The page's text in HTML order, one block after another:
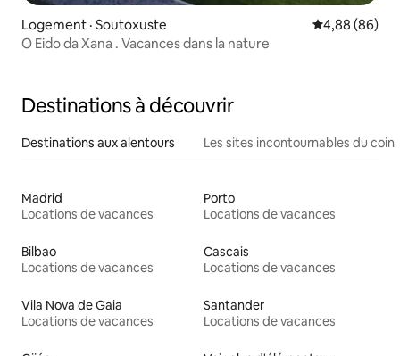
Logement · Soutoxuste Note
4,88 (86)
O Eido da Xana . Vacances dans la nature
Destinations à découvrir
Destinations aux alentours Les sites incontournables du coin
Madrid
Locations de vacances
Porto
Locations de vacances
Bilbao
Locations de vacances
Cascais
Locations de vacances
Vila Nova de Gaia
Locations de vacances
Santander
Locations de vacances